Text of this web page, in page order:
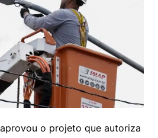
o projeto que autoriza